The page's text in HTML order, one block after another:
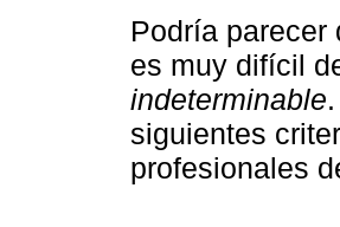
Podría parecer
es muy difícil
indeterminable
siguientes
profesionales